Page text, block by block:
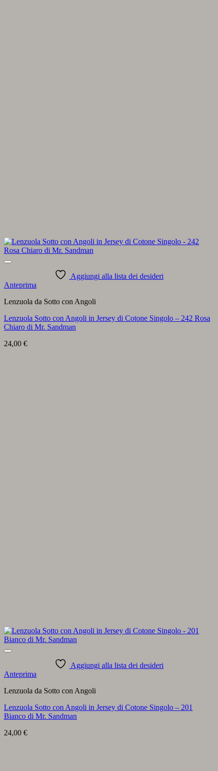
Aggiungi alla lista dei desideri
Anteprima
Lenzuola da Sotto con Angoli
Lenzuola Sotto con Angoli in Jersey di Cotone Singolo – 242 Rosa
Chiaro di Mr. Sandman
24,00 €
Aggiungi alla lista dei desideri
Anteprima
Lenzuola da Sotto con Angoli
Lenzuola Sotto con Angoli in Jersey di Cotone Singolo – 201
Bianco di Mr. Sandman
24,00 €